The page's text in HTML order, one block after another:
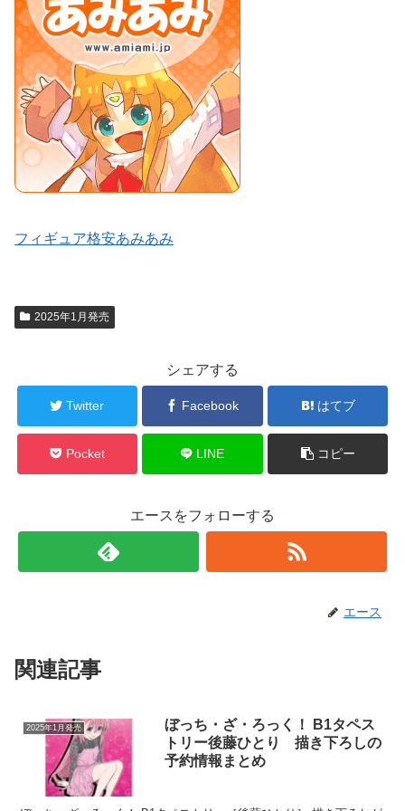
フィギュア格安あみあみ
2025年1月発売
シェアする
Twitter Facebook はてブ
Pocket LINE コピー
エースをフォローする
エース
関連記事
2025年1月発売
ぼっち・ざ・ろっく！ B1タペス
トリー後藤ひとり 描き下ろしの
予約情報まとめ